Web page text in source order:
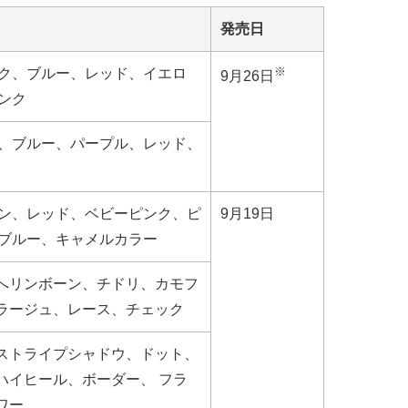
発売日
、ブルー、レッド、イエロ
ク
9月26日 ※
ブルー、パープル、レッド、
、レッド、ベビーピンク、ピ
ルー、キャメルカラー
9月19日
リンボーン、チドリ、カモフ
ージュ、レース、チェック
トライプシャドウ、ドット、
イヒール、ボーダー、 フラ
ー